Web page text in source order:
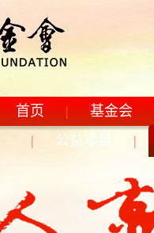
首页 | 基金会
|
公益项目 |